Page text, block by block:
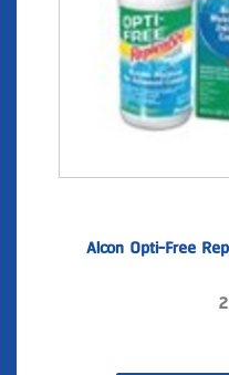
Alcon Opti-Free